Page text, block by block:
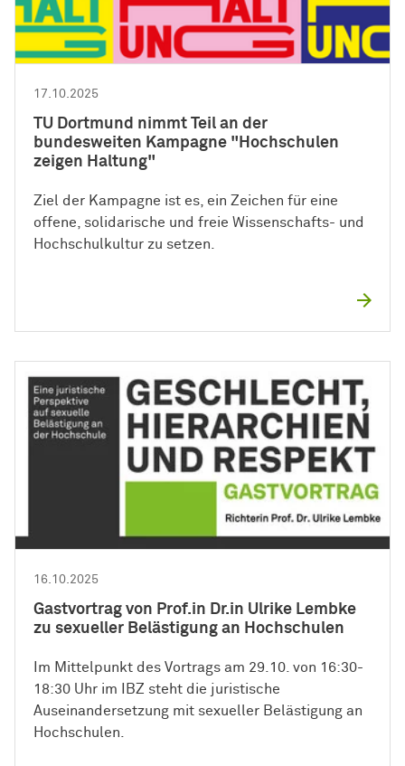
17.10.2025
TU Dortmund nimmt Teil an der
bundesweiten Kampagne "Hochschulen
zeigen Haltung"
Ziel der Kampagne ist es, ein Zeichen für eine
offene, solidarische und freie Wissenschafts- und
Hochschulkultur zu setzen.
16.10.2025
Gastvortrag von Prof.in Dr.in Ulrike Lembke
zu sexueller Belästigung an Hochschulen
Im Mittelpunkt des Vortrags am 29.10. von 16:30-
18:30 Uhr im IBZ steht die juristische
Auseinandersetzung mit sexueller Belästigung an
Hochschulen.